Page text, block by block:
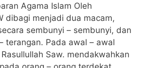
Agama Islam Oleh
dibagi menjadi dua macam,
sembunyi – sembunyi, dan
terangan. Pada awal – awal
Saw. mendakwahkan